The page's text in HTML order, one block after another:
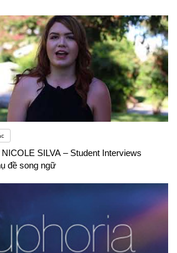
SILVA – Student Interviews
đề song ngữ